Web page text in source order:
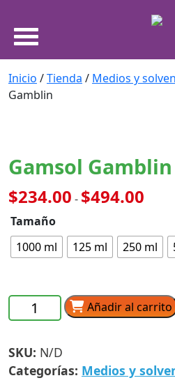
Inicio /Tienda / Medios y
Gamblin
Gamsol Gamblin
$234.00 - $494.00
desde
Tamaño
1000 ml
125 ml 250 ml
Gamsol
Gamblin
Añadir al carrito
SKU: N/D
Categorías: Medios y